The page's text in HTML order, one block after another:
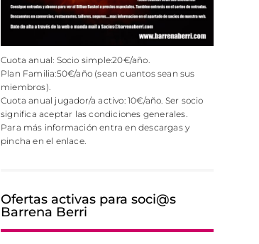
Cuota anual: Socio simple:20€/año.
Plan Familia:50€/año (sean cuantos sean sus
miembros).
Cuota anual jugador/a activo: 10€/año. Ser socio
significa aceptar las condiciones generales.
Para más información entra en descargas y
pincha en el enlace.
Ofertas activas para soci@s
Barrena Berri